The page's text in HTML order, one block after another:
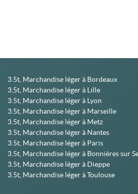
3.5t, Marchandise léger à Bordeaux
3.5t, Marchandise léger à Lille
3.5t, Marchandise léger à Lyon
3.5t, Marchandise léger à Marseille
3.5t, Marchandise léger à Metz
3.5t, Marchandise léger à Nantes
3.5t, Marchandise léger à Paris
3.5t, Marchandise léger à Bonnières sur
3.5t, Marchandise léger à Dieppe
3.5t, Marchandise léger à Toulouse